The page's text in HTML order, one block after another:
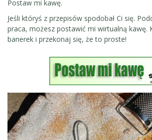
Postaw mi kawę.
Jeśli któryś z przepisów spodobał Ci się.
praca, możesz postawić mi wirtualną kawę.
banerek i przekonaj się, że to proste!